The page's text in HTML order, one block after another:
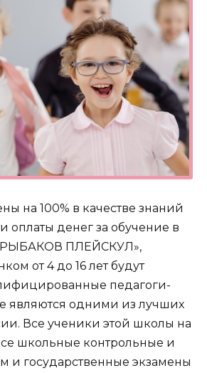
на 100% в качестве знаний
оплаты денег за обучение в
ПЛЕЙСКУЛ»,
от 4 до 16 лет будут
педагоги-
являются одними из лучших
Все ученики этой школы на
школьные контрольные и
и государственные экзамены